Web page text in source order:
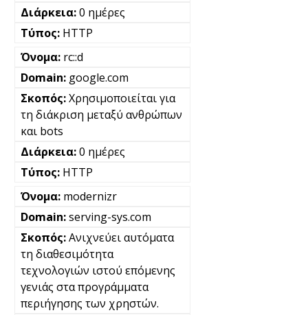
0 ημέρες
HTTP
rc::d
google.com
Χρησιμοποιείται για
τη διάκριση μεταξύ ανθρώπων
και bots
0 ημέρες
HTTP
modernizr
serving-sys.com
Ανιχνεύει αυτόματα
τη διαθεσιμότητα
τεχνολογιών ιστού επόμενης
γενιάς στα προγράμματα
περιήγησης των χρηστών.